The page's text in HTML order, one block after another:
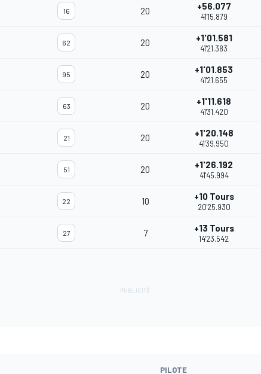
16 20 +56.077
41'15.879
62 20 +1'01.581
41'21.383
95 20 +1'01.853
41'21.655
63 20 +1'11.618
41'31.420
21 20 +1'20.148
41'39.950
51 20 +1'26.192
41'45.994
22 10 +10 Tours
20'25.930
27 7 +13 Tours
14'23.542
PILOTE